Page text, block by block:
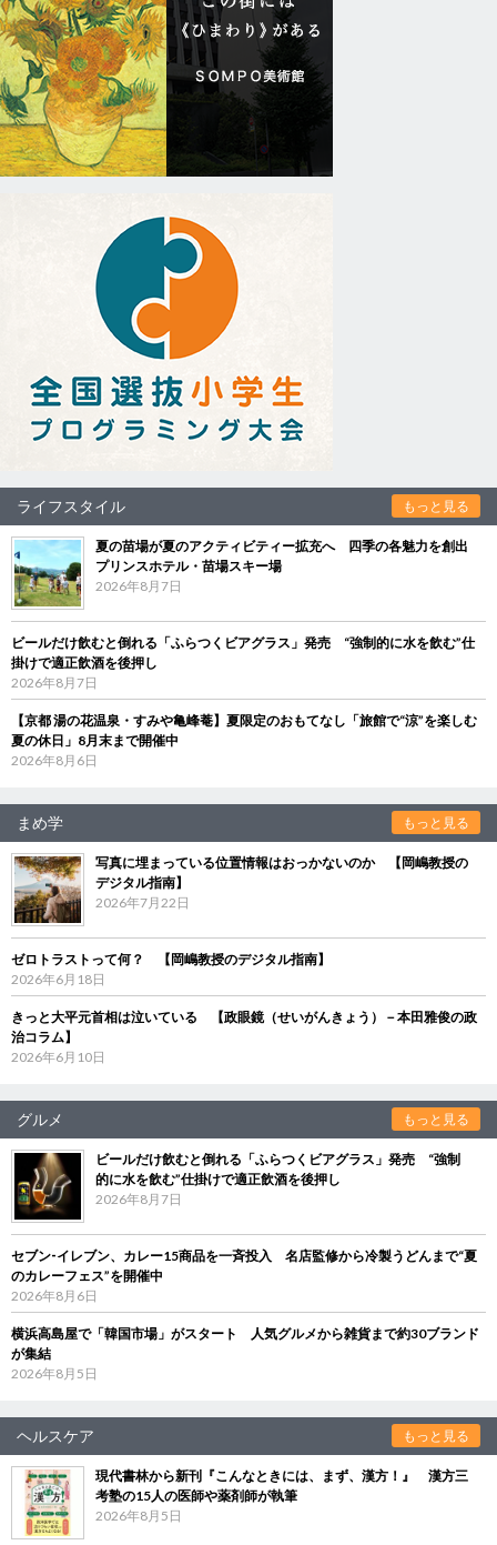
ライフスタイル もっと見る
夏の苗場が夏のアクティビティー拡充へ 四季の各魅力を創出
プリンスホテル・苗場スキー場
2026年8月7日
ビールだけ飲むと倒れる「ふらつくビアグラス」発売 “強制的に水を飲む”仕
掛けで適正飲酒を後押し
2026年8月7日
【京都 湯の花温泉・すみや亀峰菴】夏限定のおもてなし「旅館で“涼”を楽しむ
夏の休日」8月末まで開催中
2026年8月6日
まめ学 もっと見る
写真に埋まっている位置情報はおっかないのか 【岡嶋教授の
デジタル指南】
2026年7月22日
ゼロトラストって何？ 【岡嶋教授のデジタル指南】
2026年6月18日
きっと大平元首相は泣いている 【政眼鏡（せいがんきょう）－本田雅俊の政
治コラム】
2026年6月10日
グルメ もっと見る
ビールだけ飲むと倒れる「ふらつくビアグラス」発売 “強制
的に水を飲む”仕掛けで適正飲酒を後押し
2026年8月7日
セブン‐イレブン、カレー15商品を一斉投入 名店監修から冷製うどんまで“夏
のカレーフェス”を開催中
2026年8月6日
横浜高島屋で「韓国市場」がスタート 人気グルメから雑貨まで約30ブランド
が集結
2026年8月5日
ヘルスケア もっと見る
現代書林から新刊『こんなときには、まず、漢方！』 漢方三
考塾の15人の医師や薬剤師が執筆
2026年8月5日